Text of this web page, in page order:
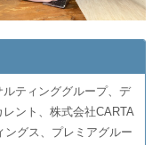
ティンググループ、デ
ント、株式会社CARTA
ングス、プレミアグルー